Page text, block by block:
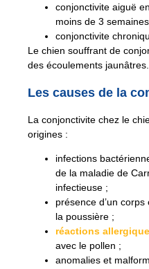
conjonctivite aiguë
moins de 3
conjonctivite
Le chien souffrant de
des écoulements jaunâtres.
Les causes de la
La conjonctivite chez le
origines :
infections
de la maladie de
infectieuse ;
présence d’un
la poussière ;
réactions
avec le pollen ;
anomalies et